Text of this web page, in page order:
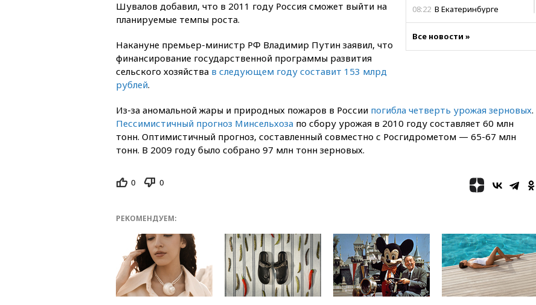
08:22 В Екатеринбурге
07:52 В Таиланде ученик
устроил стрельбу в школе:
Суд обязал Meta
выплатить $567 млн по делу о
вреде психическому
против «родильного туризма»
отравившегося в детсаду
мальчика
03:00
МИД РФ: попытки Запада
рассорить Россию и Казахстан
обречены на провал
Все новости »
Шувалов добавил, что в 2011 году Россия сможет выйти на
планируемые темпы роста.
Накануне премьер-министр РФ Владимир Путин заявил, что
финансирование государственной программы развития
сельского хозяйства в следующем году составит 153 млрд
рублей.
Из-за аномальной жары и природных пожаров в России погибла четверть урожая зерновых.
Пессимистичный прогноз Минсельхоза по сбору урожая в 2010 году составляет 60 млн
тонн. Оптимистичный прогноз, составленный совместно с Росгидрометом — 65-67 млн
тонн. В 2009 году было собрано 97 млн тонн зерновых.
0 0
РЕКОМЕНДУЕМ: